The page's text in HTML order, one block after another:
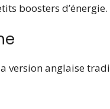
boosters d’énergie.
version anglaise